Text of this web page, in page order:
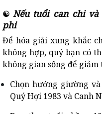
☯ Nếu tuổi can chi
phi
Để hóa giải xung khắc
không hợp, quý bạn có
không gian sống để
Chọn hướng giường
Quý Hợi 1983 và Canh